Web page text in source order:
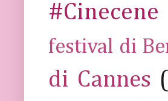
#Cinecene
festival di
di Cannes